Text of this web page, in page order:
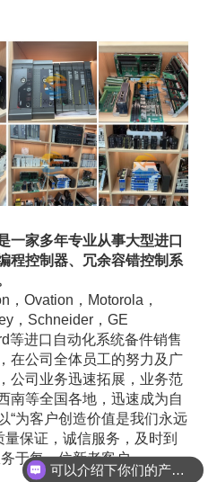
一家多年专业从事大型进口
程控制器、冗余容错控制系
Ovation，Motorola，
，Schneider，GE
等进口自动化系统备件销售
在公司全体员工的努力及广
公司业务迅速拓展，业务范
南等全国各地，迅速成为自
“为客户创造价值是我们永远
量保证，诚信服务，及时到
于每一位新老客户。
可以介绍下你们的产品么